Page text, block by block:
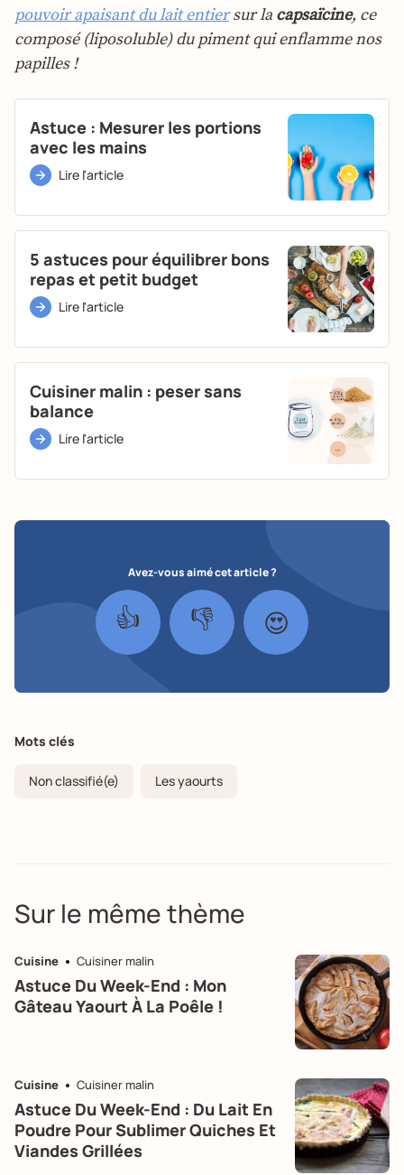
pouvoir apaisant du lait entiersur la capsaïcine, ce
composé (liposoluble) du piment qui enflamme nos
papilles !
Astuce : Mesurer les portions
avec les mains
Lire l'article
5 astuces pour équilibrer bons
repas et petit budget
Lire l'article
Cuisiner malin : peser sans
balance
Lire l'article
Avez-vous aimé cet article ?
👍 👎 😍
Mots clés
Non classifié(e) Les yaourts
Sur le même thème
Cuisine Cuisiner malin
Astuce Du Week-End : Mon
Gâteau Yaourt À La Poêle !
Cuisine Cuisiner malin
Astuce Du Week-End : Du Lait En
Poudre Pour Sublimer Quiches Et
Viandes Grillées